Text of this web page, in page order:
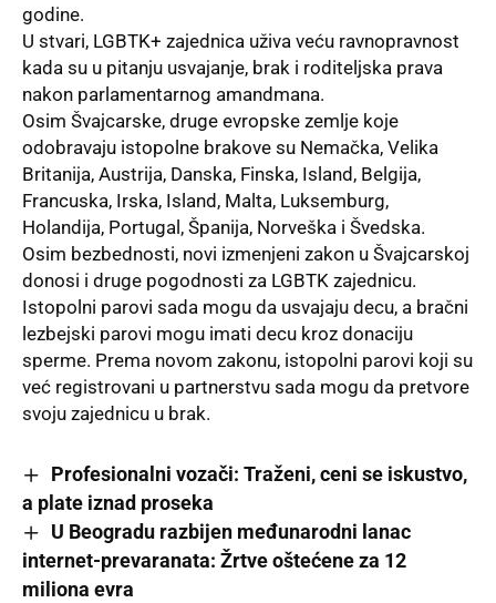
godine.
U stvari, LGBTK+ zajednica uživa veću ravnopravnost
kada su u pitanju usvajanje, brak i roditeljska prava
nakon parlamentarnog amandmana.
Osim Švajcarske, druge evropske zemlje koje
odobravaju istopolne brakove su Nemačka, Velika
Britanija, Austrija, Danska, Finska, Island, Belgija,
Francuska, Irska, Island, Malta, Luksemburg,
Holandija, Portugal, Španija, Norveška i Švedska.
Osim bezbednosti, novi izmenjeni zakon u Švajcarskoj
donosi i druge pogodnosti za LGBTK zajednicu.
Istopolni parovi sada mogu da usvajaju decu, a bračni
lezbejski parovi mogu imati decu kroz donaciju
sperme. Prema novom zakonu, istopolni parovi koji su
već registrovani u partnerstvu sada mogu da pretvore
svoju zajednicu u brak.
Profesionalni vozači: Traženi, ceni se iskustvo,
a plate iznad proseka
U Beogradu razbijen međunarodni lanac
internet-prevaranata: Žrtve oštećene za 12
miliona evra